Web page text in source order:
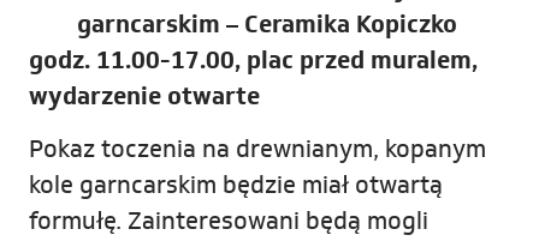
garncarskim – Ceramika Kopiczko
godz. 11.00-17.00, plac przed muralem,
wydarzenie otwarte
Pokaz toczenia na drewnianym, kopanym
kole garncarskim będzie miał otwartą
formułę. Zainteresowani będą mogli